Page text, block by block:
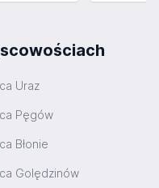
Uraz
Pęgów
Błonie
Golędzinów